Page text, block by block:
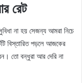
রেট
না হয় সেজন্য আমরা নিচে
বিস্তারিত পড়লে আজকের
তো বন্ধুরা আর দেরি না